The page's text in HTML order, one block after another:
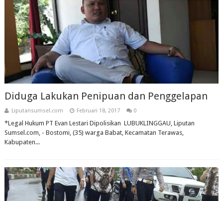
Diduga Lakukan Penipuan dan Penggelapan
Liputansumsel.com Februari 18, 2017 0
*Legal Hukum PT Evan Lestari Dipolisikan LUBUKLINGGAU, Liputan
Sumsel.com, - Bostomi, (35) warga Babat, Kecamatan Terawas,
Kabupaten...